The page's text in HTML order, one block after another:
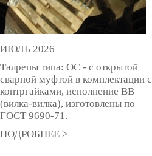
ИЮЛЬ 2026
Талрепы типа: ОС - с открытой
сварной муфтой в комплектации с
контргайками, исполнение ВВ
(вилка-вилка), изготовлены по
ГОСТ 9690-71.
ПОДРОБНЕЕ >